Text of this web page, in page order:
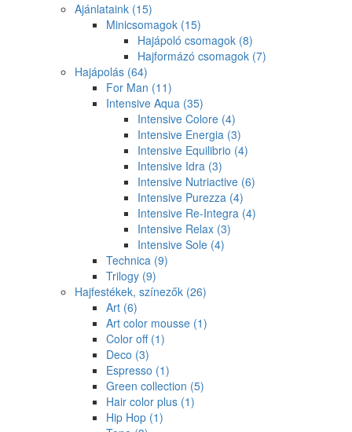
Ajánlataink (15)
Minicsomagok (15)
Hajápoló csomagok (8)
Hajformázó csomagok (7)
Hajápolás (64)
For Man (11)
Intensive Aqua (35)
Intensive Colore (4)
Intensive Energia (3)
Intensive Equilibrio (4)
Intensive Idra (3)
Intensive Nutriactive (6)
Intensive Purezza (4)
Intensive Re-Integra (4)
Intensive Relax (3)
Intensive Sole (4)
Technica (9)
Trilogy (9)
Hajfestékek, színezők (26)
Art (6)
Art color mousse (1)
Color off (1)
Deco (3)
Espresso (1)
Green collection (5)
Hair color plus (1)
Hip Hop (1)